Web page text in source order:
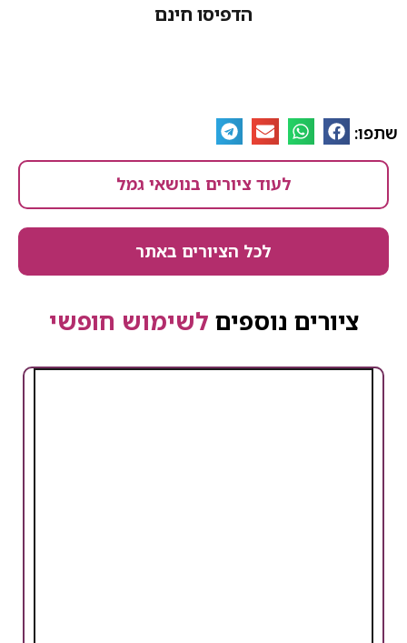
הדפיסו חינם
לעוד ציורים בנושאי גמל
לכל הציורים באתר
נוספים לשימוש חופשי